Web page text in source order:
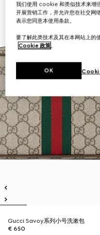
Gucci Savoy系列小号洗漱包
€ 650
我们使用 cookie 和类似技术来增
开展营销工作，并允许您在社交网
表示您同意本使用条款。
要了解此类技术及其在本网站上的
Cookie 政策。
OK